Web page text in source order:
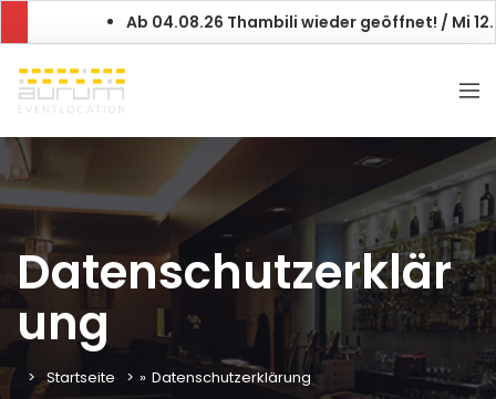
Ab 04.08.26 Thambili wieder geöffnet! / Mi
Datenschutzerklär
ung
Startseite » Datenschutzerklärung